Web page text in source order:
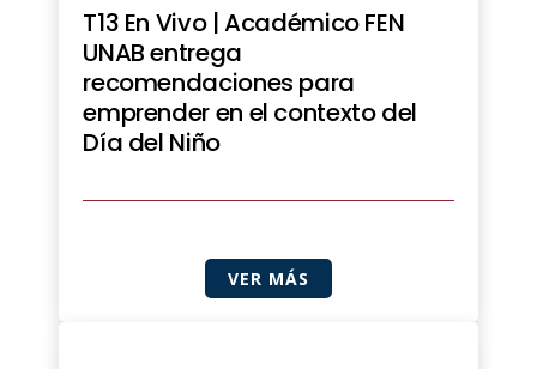
T13 En Vivo | Académico FEN
UNAB entrega
recomendaciones para
emprender en el contexto del
Día del Niño
VER MÁS